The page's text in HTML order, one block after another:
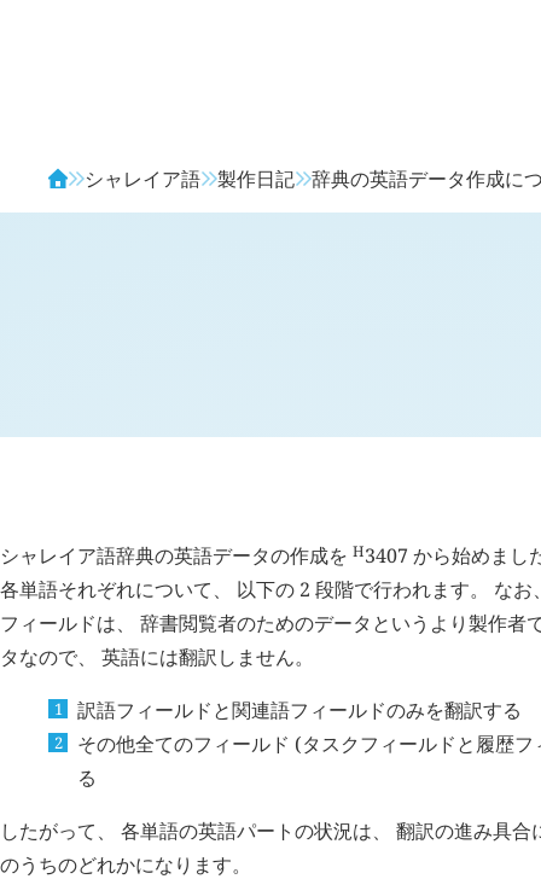
シャレイア語 製作日記 辞典の英語データ作成に
シャレイア語辞典の英語データの作成を H3407 から始めまし
各単語それぞれについて、 以下の 2 段階で行われます。 な
フィールドは、 辞書閲覧者のためのデータというより製作者
タなので、 英語には翻訳しません。
訳語フィールドと関連語フィールドのみを翻訳する
その他全てのフィールド (タスクフィールドと履歴
る
したがって、 各単語の英語パートの状況は、 翻訳の進み具
のうちのどれかになります。